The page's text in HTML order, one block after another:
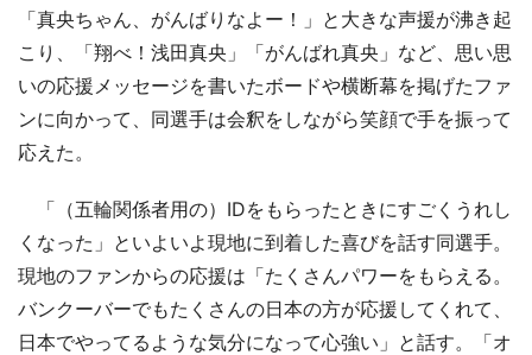
「真央ちゃん、がんばりなよー！」と大きな声援が沸き起
こり、「翔べ！浅田真央」「がんばれ真央」など、思い思
いの応援メッセージを書いたボードや横断幕を掲げたファ
ンに向かって、同選手は会釈をしながら笑顔で手を振って
応えた。
「（五輪関係者用の）IDをもらったときにすごくうれし
くなった」といよいよ現地に到着した喜びを話す同選手。
現地のファンからの応援は「たくさんパワーをもらえる。
バンクーバーでもたくさんの日本の方が応援してくれて、
日本でやってるような気分になって心強い」と話す。「オ